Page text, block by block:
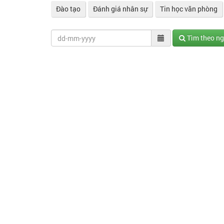
Đào tạo Đánh giá nhân sự Tin học văn phòng
Tìm theo